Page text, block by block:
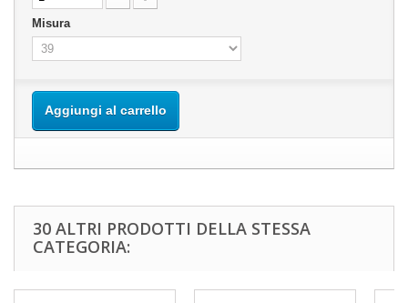
Misura
Aggiungi al carrello
30 ALTRI PRODOTTI DELLA STESSA
CATEGORIA: